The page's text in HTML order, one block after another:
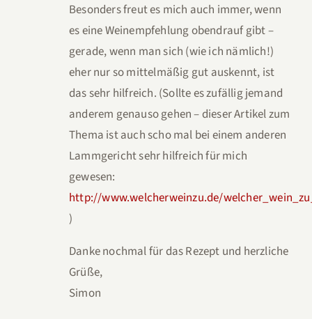
Besonders freut es mich auch immer, wenn
es eine Weinempfehlung obendrauf gibt –
gerade, wenn man sich (wie ich nämlich!)
eher nur so mittelmäßig gut auskennt, ist
das sehr hilfreich. (Sollte es zufällig jemand
anderem genauso gehen – dieser Artikel zum
Thema ist auch scho mal bei einem anderen
Lammgericht sehr hilfreich für mich
gewesen:
http://www.welcherweinzu.de/
)
Danke nochmal für das Rezept und herzliche
Grüße,
Simon